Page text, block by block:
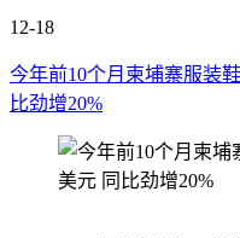
12-18
今年前10个月柬埔寨服装
比劲增20%